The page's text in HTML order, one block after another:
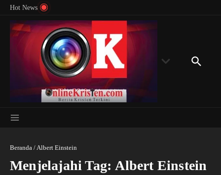
Lewati ke konten
Hot News
Beranda /Albert Einstein
Menjelajahi Tag: Albert Einstein